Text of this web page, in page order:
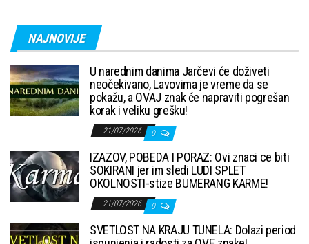
NAJNOVIJE
U narednim danima Jarčevi će doživeti
neočekivano, Lavovima je vreme da se
pokažu, a OVAJ znak će napraviti pogrešan
korak i veliku grešku!
21/07/2026 0
IZAZOV, POBEDA I PORAZ: Ovi znaci ce biti
SOKIRANI jer im sledi LUDI SPLET
OKOLNOSTI-stize BUMERANG KARME!
21/07/2026 0
SVETLOST NA KRAJU TUNELA: Dolazi period